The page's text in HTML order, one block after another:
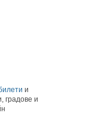
и
градове и